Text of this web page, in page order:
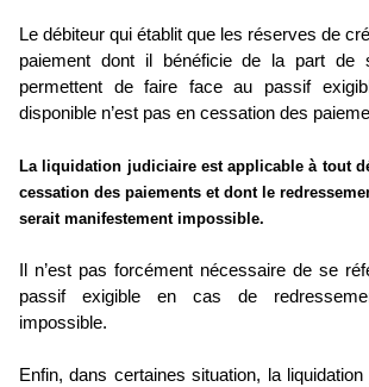
Le débiteur qui établit que les réserves de
paiement dont il bénéficie de la part de
permettent de faire face au passif
disponible n’est pas en cessation des
La liquidation judiciaire est applicable à tout
cessation des paiements et dont le
serait manifestement impossible.
Il n’est pas forcément nécessaire de se
passif exigible en cas de
impossible.
Enfin, dans certaines situation, la